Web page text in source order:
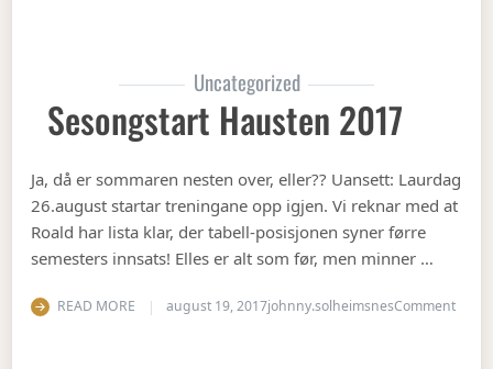
Uncategorized
Sesongstart Hausten 2017
Ja, då er sommaren nesten over, eller?? Uansett: Laurdag
26.august startar treningane opp igjen. Vi reknar med at
Roald har lista klar, der tabell-posisjonen syner førre
semesters innsats! Elles er alt som før, men minner …
READ MORE august 19, 2017johnny.solheimsnesCommenton